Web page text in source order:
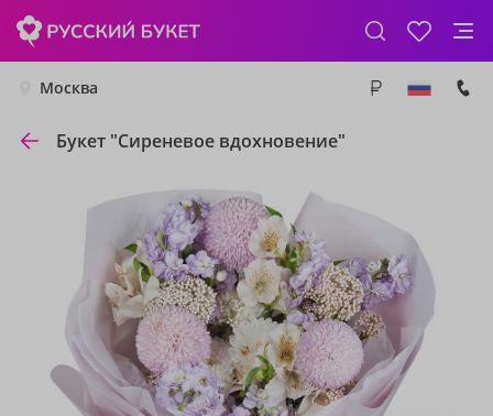
Москва
Букет "Сиреневое вдохновение"